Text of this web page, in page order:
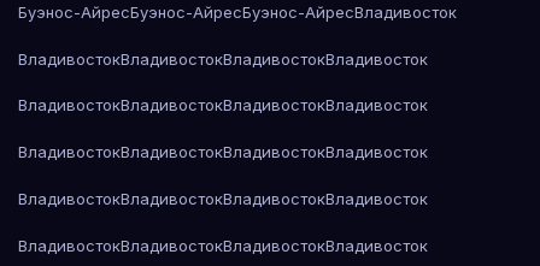
Буэнос-АйресБуэнос-АйресБуэнос-АйресВладивосток
ВладивостокВладивостокВладивостокВладивосток
ВладивостокВладивостокВладивостокВладивосток
ВладивостокВладивостокВладивостокВладивосток
ВладивостокВладивостокВладивостокВладивосток
ВладивостокВладивостокВладивостокВладивосток